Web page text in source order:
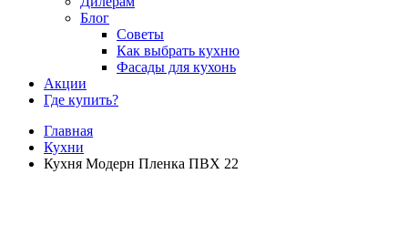
Блог
Советы
Как выбрать кухню
Фасады для кухонь
Акции
Где купить?
Главная
Кухни
Кухня Модерн Пленка ПВХ 22